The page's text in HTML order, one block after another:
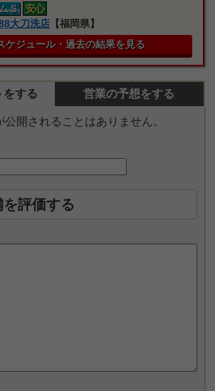
Ｓ 安心
大刀洗店 【福岡県】
ケジュール・過去の結果を見る
をする 営業の予想をする
公開されることはありません。
評価する